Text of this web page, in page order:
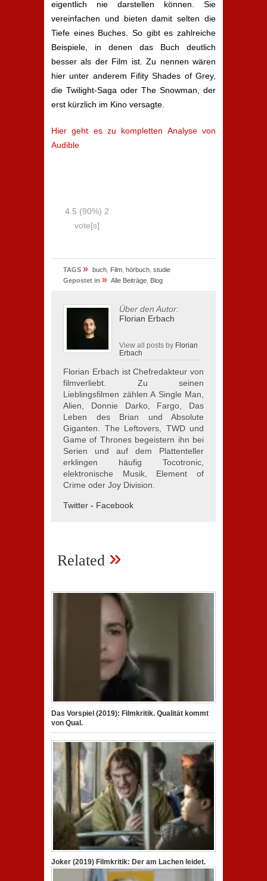
eigentlich nie darstellen können. Sie
vereinfachen und bieten damit selten die
Tiefe eines Buches. So gibt es zahlreiche
Beispiele, in denen das Buch deutlich
besser als der Film ist. Zu nennen wären
hier unter anderem Fifity Shades of Grey,
die Twilight-Saga oder The Snowman, der
erst kürzlich im Kino versagte.
Hier geht es zu kompletten Analyse von
Audible
4.5 (90%) 2
vote[s]
TAGS » buch Film hörbuch studie
Gepostet in » Alle Beiträge Blog
Über den Autor:
Florian Erbach
View all posts by Florian
Erbach
Florian Erbach ist Chefredakteur von
filmverliebt. Zu seinen
Lieblingsfilmen zählen A Single Man,
Alien, Donnie Darko, Fargo, Das
Leben des Brian und Absolute
Giganten. The Leftovers, TWD und
Game of Thrones begeistern ihn bei
Serien und auf dem Plattenteller
erklingen häufig Tocotronic,
elektronische Musik, Element of
Crime oder Joy Division.
Twitter - Facebook
Related »
Das Vorspiel (2019): Filmkritik. Qualität kommt
von Qual.
Joker (2019) Filmkritik: Der am Lachen leidet.